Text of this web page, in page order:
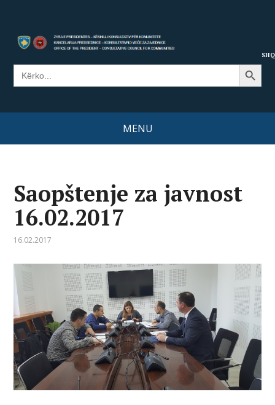
Search
for:
Search Button
MENU
Saopštenje za javnost
16.02.2017
16.02.2017